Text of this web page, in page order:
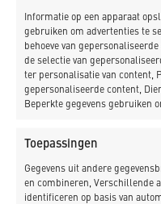
Informatie op een apparaat
gebruiken om advertenties te
behoeve van
de selectie van
ter personalisatie van content,
gepersonaliseerde content,
Beperkte gegevens gebruiken
Toepassingen
Gegevens uit andere
en combineren, Verschillende
identificeren op basis van